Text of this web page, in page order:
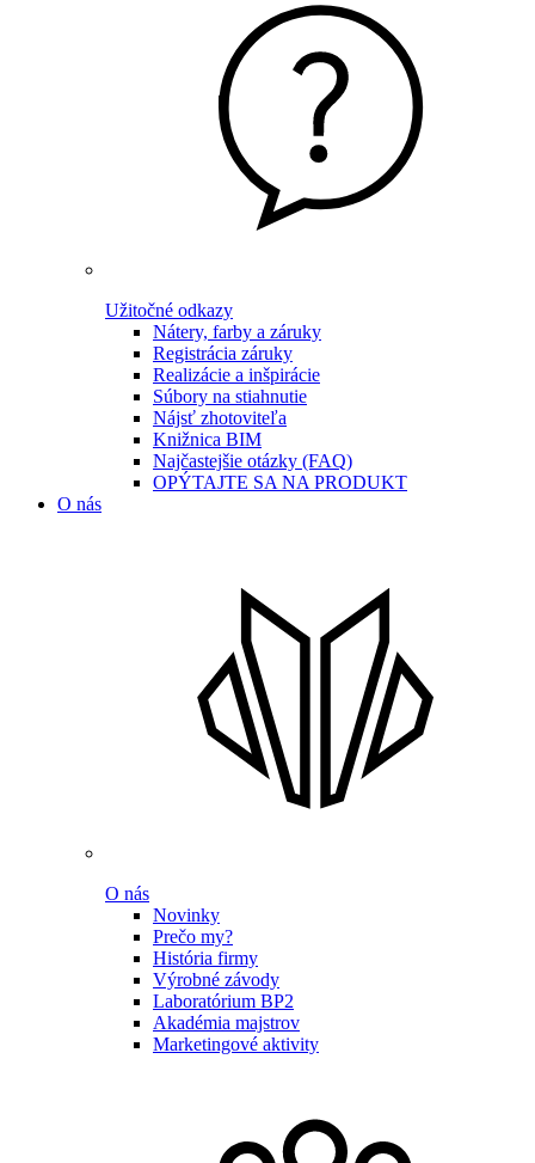
Užitočné odkazy
Nátery, farby a záruky
Registrácia záruky
Realizácie a inšpirácie
Súbory na stiahnutie
Nájsť zhotoviteľa
Knižnica BIM
Najčastejšie otázky (FAQ)
OPÝTAJTE SA NA PRODUKT
O nás
O nás
Novinky
Prečo my?
História firmy
Výrobné závody
Laboratórium BP2
Akadémia majstrov
Marketingové aktivity